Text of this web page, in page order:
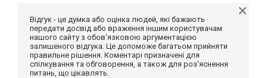
Відгук - це думка або оцінка людей, які бажають
передати досвід або враження іншим користувачам
нашого сайту з обов'язковою аргументацією
залишеного відгука. Це допоможе багатьом прийняти
правильне рішення. Коментарі призначені для
спілкування та обговорення, а також для роз'яснення
питань, що цікавлять.